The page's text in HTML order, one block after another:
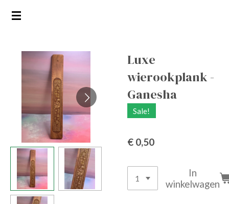
Ga
hoofdinhoud
Luxe
wierookplank -
Ganesha
Sale!
€ 0,50
In
winkelwagen